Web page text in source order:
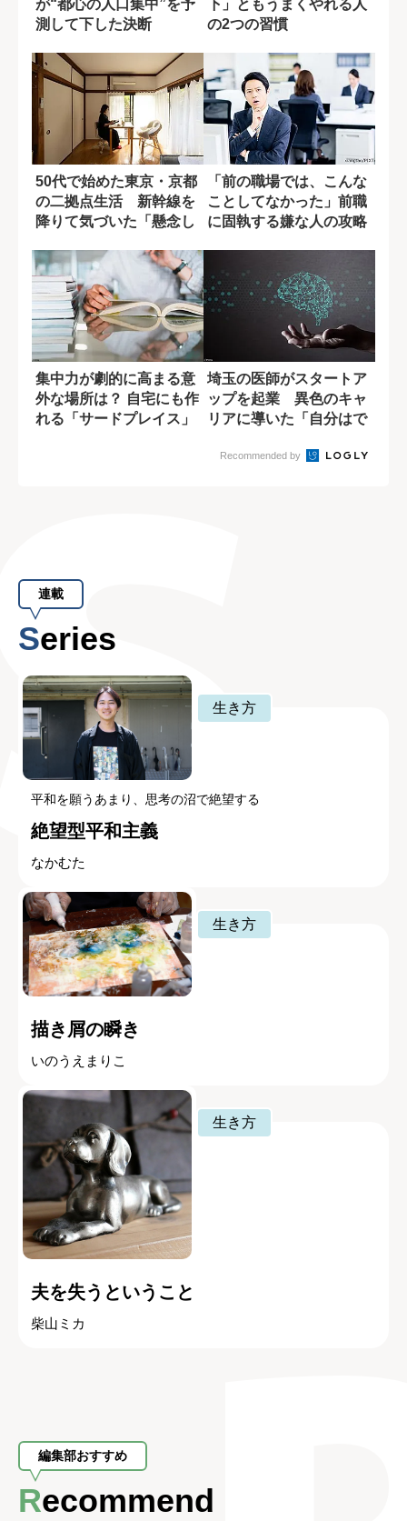
が“都心の人口集中”を予
測して下した決断
下」ともうまくやれる人
の2つの習慣
50代で始めた東京・京都
の二拠点生活 新幹線を
降りて気づいた「懸念し
「前の職場では、こんな
ことしてなかった」前職
に固執する嫌な人の攻略
集中力が劇的に高まる意
外な場所は？ 自宅にも作
れる「サードプレイス」
埼玉の医師がスタートア
ップを起業 異色のキャ
リアに導いた「自分はで
Recommended by
連載
Series
生き方
平和を願うあまり、思考の沼で絶望する
絶望型平和主義
なかむた
生き方
描き屑の瞬き
いのうえまりこ
生き方
夫を失うということ
柴山ミカ
編集部おすすめ
Recommend